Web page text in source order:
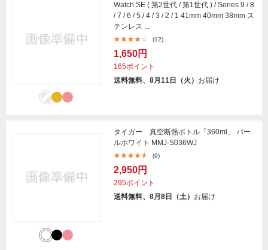
Watch SE ( 第2世代 / 第1世代 ) / Series 9 / 8
/ 7 / 6 / 5 / 4 / 3 / 2 / 1 41mm 40mm 38mm ス
テンレス ...
(12)
1,650円
165ポイント
送料無料、8月11日（火） お届け
タイガー 真空断熱ボトル「360ml」 パー
ルホワイト MMJ-S036WJ
(9)
2,950円
295ポイント
送料無料、8月8日（土） お届け